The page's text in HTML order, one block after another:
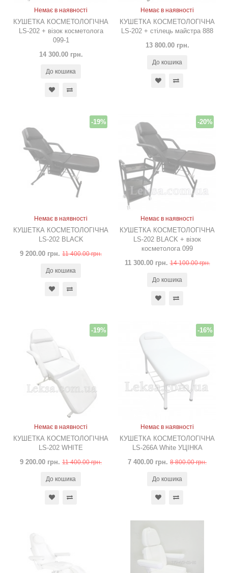
Немає в наявності
КУШЕТКА КОСМЕТОЛОГІЧНА
LS-202 + візок косметолога
099-1
14 300.00 грн.
До кошика
Немає в наявності
КУШЕТКА КОСМЕТОЛОГІЧНА
LS-202 + стілець майстра 888
13 800.00 грн.
До кошика
Немає в наявності
КУШЕТКА КОСМЕТОЛОГІЧНА
LS-202 BLACK
9 200.00 грн. 11 400.00 грн.
-19%
До кошика
Немає в наявності
КУШЕТКА КОСМЕТОЛОГІЧНА
LS-202 BLACK + візок
косметолога 099
11 300.00 грн. 14 100.00 грн.
-20%
До кошика
Немає в наявності
КУШЕТКА КОСМЕТОЛОГІЧНА
LS-202 WHITE
9 200.00 грн. 11 400.00 грн.
-19%
До кошика
Немає в наявності
КУШЕТКА КОСМЕТОЛОГІЧНА
LS-266A White УЦІНКА
7 400.00 грн. 8 800.00 грн.
-16%
До кошика